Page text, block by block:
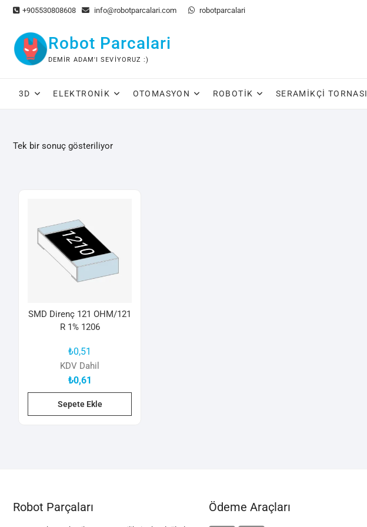
Skip
content
+905530808608 info@robotparcalari.com robotparcalari
Robot Parcalari
DEMIR ADAM'I SEVIYORUZ :)
3D ELEKTRONIK OTOMASYON ROBOTIK SERAMIKÇI TORNASI
Tek bir sonuç gösteriliyor
SMD Direnç 121 OHM/121
R 1% 1206
₺0,51
KDV Dahil
₺0,61
Sepete Ekle
Robot Parçaları Ödeme Araçları